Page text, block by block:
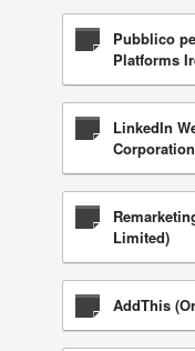
Pubblico
Platforms
LinkedIn
Limited)
AddThis